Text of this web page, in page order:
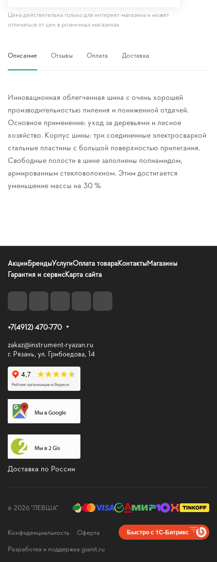
Цена действительна только для интернет-магазина и может
отличаться от цен в розничных магазинах
Описание Отзывы Оплата Доставка
Инновационная облегченная шина с очень хорошей
производительностью пиления и пониженной отдачей.
Основное применение: уход за деревьями и лесное
хозяйство. Корпус шины: три соединенные электросваркой
стальные пластины с большой поверхностью прилегания.
Свободные полости в шине заполнены полиамидом,
армированным стекловолокном. Этим достигается
уменьшение массы на 30 %
АкцииБрендыУслугиОплата товараКонтактыМагазины
Гарантия и сервисКарта сайта
+7(4912) 470-770
zakaz@instrument-ryazan.ru
г. Рязань, ул. Грибоедова, 14
Доставка по России
© 2026 "ЛЕВША"
Конфиденциальность Оферта Быстро с 1С-Битрикс
Разработка и поддержка gianit.ru